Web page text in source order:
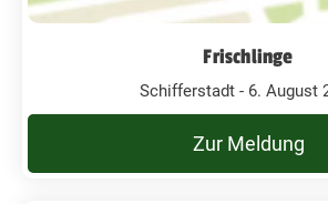
Frischlinge
Schifferstadt - 6. August
Zur Meldung